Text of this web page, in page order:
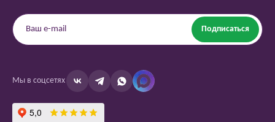
Подписаться
Мы в соцсетях